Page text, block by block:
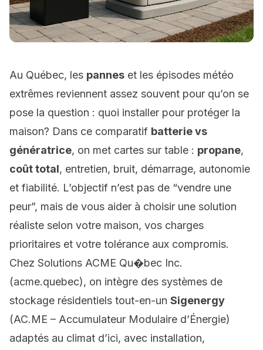
Au Québec, les pannes et les épisodes météo
extrêmes reviennent assez souvent pour qu’on se
pose la question : quoi installer pour protéger la
maison? Dans ce comparatif batterie vs
génératrice, on met cartes sur table : propane,
coût total, entretien, bruit, démarrage, autonomie
et fiabilité. L’objectif n’est pas de “vendre une
peur”, mais de vous aider à choisir une solution
réaliste selon votre maison, vos charges
prioritaires et votre tolérance aux compromis.
Chez Solutions ACME Qu�bec Inc.
(acme.quebec), on intègre des systèmes de
stockage résidentiels tout-en-un Sigenergy
(AC.ME – Accumulateur Modulaire d’Énergie)
adaptés au climat d’ici, avec installation,